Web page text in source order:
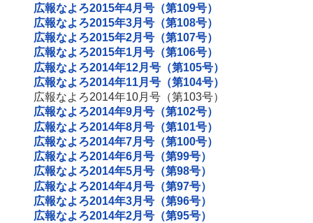
広報なよろ2015年4月号（第109号）
広報なよろ2015年3月号（第108号）
広報なよろ2015年2月号（第107号）
広報なよろ2015年1月号（第106号）
広報なよろ2014年12月号（第105号）
広報なよろ2014年11月号（第104号）
広報なよろ2014年10月号（第103号）
広報なよろ2014年9月号（第102号）
広報なよろ2014年8月号（第101号）
広報なよろ2014年7月号（第100号）
広報なよろ2014年6月号（第99号）
広報なよろ2014年5月号（第98号）
広報なよろ2014年4月号（第97号）
広報なよろ2014年3月号（第96号）
広報なよろ2014年2月号（第95号）